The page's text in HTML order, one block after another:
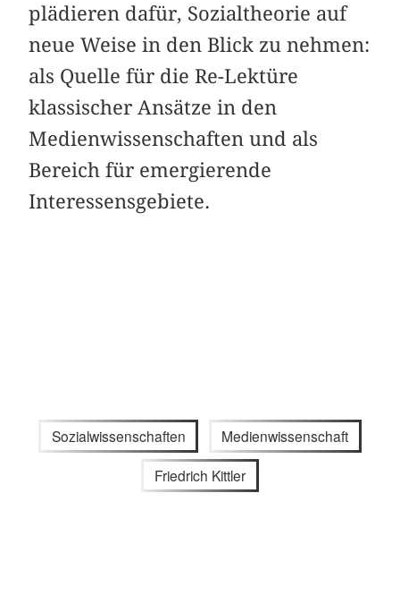
plädieren dafür, Sozialtheorie auf
neue Weise in den Blick zu nehmen:
als Quelle für die Re-Lektüre
klassischer Ansätze in den
Medienwissenschaften und als
Bereich für emergierende
Interessensgebiete.
Sozialwissenschaften Medienwissenschaft
Friedrich Kittler